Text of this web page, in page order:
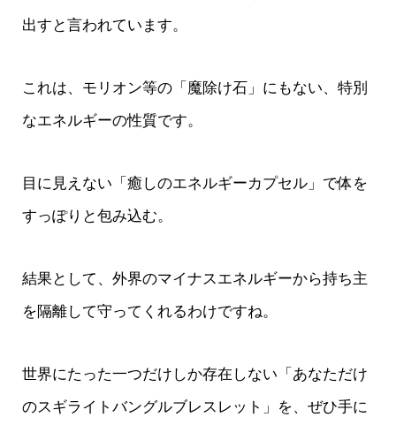
出すと言われています。
これは、モリオン等の「魔除け石」にもない、特別
なエネルギーの性質です。
目に見えない「癒しのエネルギーカプセル」で体を
すっぽりと包み込む。
結果として、外界のマイナスエネルギーから持ち主
を隔離して守ってくれるわけですね。
世界にたった一つだけしか存在しない「あなただけ
のスギライトバングルブレスレット」を、ぜひ手に